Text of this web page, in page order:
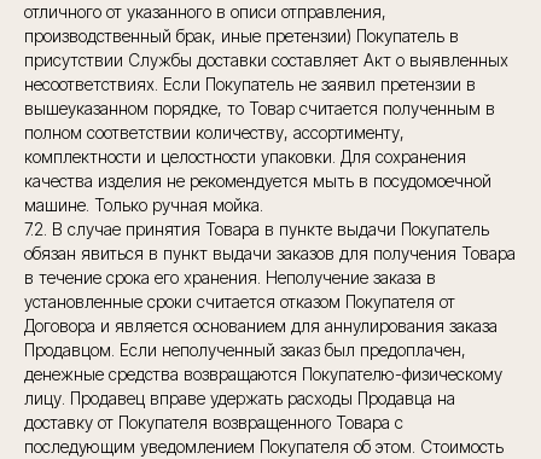
отличного от указанного в описи отправления,
производственный брак, иные претензии) Покупатель в
присутствии Службы доставки составляет Акт о выявленных
несоответствиях. Если Покупатель не заявил претензии в
вышеуказанном порядке, то Товар считается полученным в
полном соответствии количеству, ассортименту,
комплектности и целостности упаковки. Для сохранения
качества изделия не рекомендуется мыть в посудомоечной
машине. Только ручная мойка.
7.2. В случае принятия Товара в пункте выдачи Покупатель
обязан явиться в пункт выдачи заказов для получения Товара
в течение срока его хранения. Неполучение заказа в
установленные сроки считается отказом Покупателя от
Договора и является основанием для аннулирования заказа
Продавцом. Если неполученный заказ был предоплачен,
денежные средства возвращаются Покупателю-физическому
лицу. Продавец вправе удержать расходы Продавца на
доставку от Покупателя возвращенного Товара с
последующим уведомлением Покупателя об этом. Стоимость